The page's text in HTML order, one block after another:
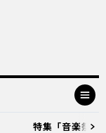
特集「音楽祭